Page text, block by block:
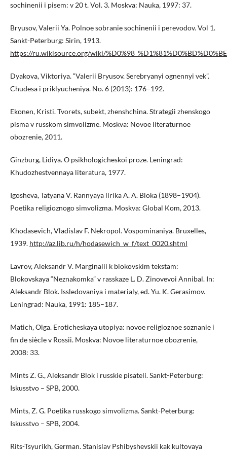
sochinenii i pisem: v 20 t. Vol. 3. Moskva: Nauka, 1997: 37.
Bryusov, Valerii Ya. Polnoe sobranie sochinenii i perevodov. Vol 1.
Sankt-Peterburg: Sirin, 1913.
https://ru.wikisource.org/wiki/
Dyakova, Viktoriya. “Valerii Bryusov. Serebryanyi ognennyi vek”.
Chudesa i priklyucheniya. No. 6 (2013): 176–192.
Ekonen, Kristi. Tvorets, subekt, zhenshchina. Strategii zhenskogo
pisma v russkom simvolizme. Moskva: Novoe literaturnoe
obozrenie, 2011.
Ginzburg, Lidiya. O psikhologicheskoi proze. Leningrad:
Khudozhestvennaya literatura, 1977.
Igosheva, Tatyana V. Rannyaya lirika A. A. Bloka (1898–1904).
Poetika religioznogo simvolizma. Moskva: Global Kom, 2013.
Khodasevich, Vladislav F. Nekropol. Vospominaniya. Bruxelles,
1939. http://az.lib.ru/h/hodasewich_w_f/text_0020.shtml
Lavrov, Aleksandr V. Marginalii k blokovskim tekstam:
Blokovskaya “Neznakomka” v rasskaze L. D. Zinovevoi Annibal. In:
Aleksandr Blok. Issledovaniya i materialy, ed. Yu. K. Gerasimov.
Leningrad: Nauka, 1991: 185–187.
Matich, Olga. Eroticheskaya utopiya: novoe religioznoe soznanie i
fin de siècle v Rossii. Moskva: Novoe literaturnoe obozrenie,
2008: 33.
Mints Z. G., Aleksandr Blok i russkie pisateli. Sankt-Peterburg:
Iskusstvo – SPB, 2000.
Mints, Z. G. Poetika russkogo simvolizma. Sankt-Peterburg:
Iskusstvo – SPB, 2004.
Rits-Tsyurikh, German. Stanislav Pshibyshevskii kak kultovaya